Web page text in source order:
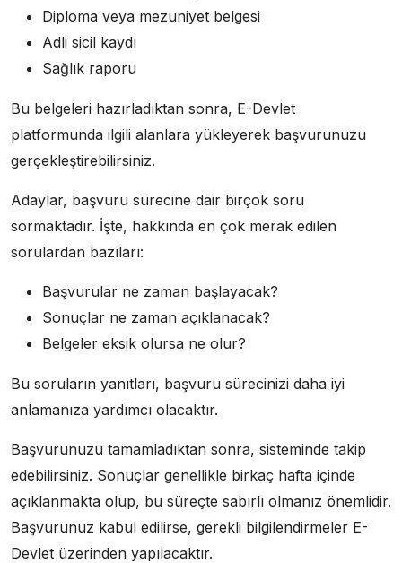
Diploma veya mezuniyet belgesi
Adli sicil kaydı
Sağlık raporu
Bu belgeleri hazırladıktan sonra, E-Devlet
platformunda ilgili alanlara yükleyerek başvurunuzu
gerçekleştirebilirsiniz.
Adaylar, başvuru sürecine dair birçok soru
sormaktadır. İşte, hakkında en çok merak edilen
sorulardan bazıları:
Başvurular ne zaman başlayacak?
Sonuçlar ne zaman açıklanacak?
Belgeler eksik olursa ne olur?
Bu soruların yanıtları, başvuru sürecinizi daha iyi
anlamanıza yardımcı olacaktır.
Başvurunuzu tamamladıktan sonra, sisteminde takip
edebilirsiniz. Sonuçlar genellikle birkaç hafta içinde
açıklanmakta olup, bu süreçte sabırlı olmanız önemlidir.
Başvurunuz kabul edilirse, gerekli bilgilendirmeler E-
Devlet üzerinden yapılacaktır.